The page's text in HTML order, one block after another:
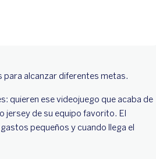
para alcanzar diferentes metas.
quieren ese videojuego que acaba de
jersey de su equipo favorito. El
pequeños y cuando llega el